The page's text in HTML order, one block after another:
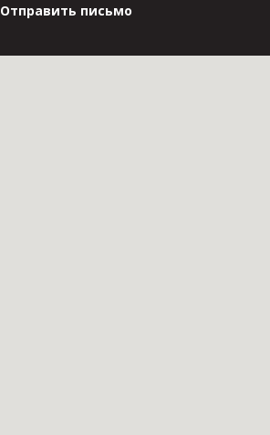
Отправить письмо